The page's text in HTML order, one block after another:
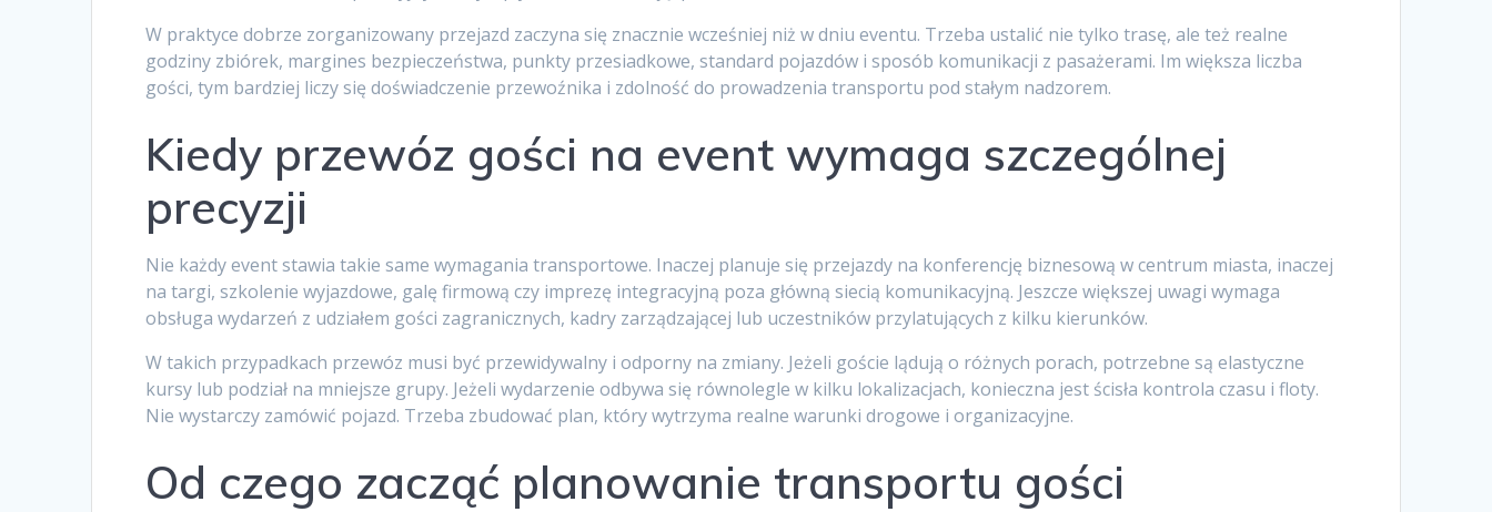
W praktyce dobrze zorganizowany przejazd zaczyna się znacznie wcześniej niż w dniu eventu. Trzeba ustalić nie tylko trasę, ale też realne
godziny zbiórek, margines bezpieczeństwa, punkty przesiadkowe, standard pojazdów i sposób komunikacji z pasażerami. Im większa liczba
gości, tym bardziej liczy się doświadczenie przewoźnika i zdolność do prowadzenia transportu pod stałym nadzorem.
Kiedy przewóz gości na event wymaga szczególnej
precyzji
Nie każdy event stawia takie same wymagania transportowe. Inaczej planuje się przejazdy na konferencję biznesową w centrum miasta, inaczej
na targi, szkolenie wyjazdowe, galę firmową czy imprezę integracyjną poza główną siecią komunikacyjną. Jeszcze większej uwagi wymaga
obsługa wydarzeń z udziałem gości zagranicznych, kadry zarządzającej lub uczestników przylatujących z kilku kierunków.
W takich przypadkach przewóz musi być przewidywalny i odporny na zmiany. Jeżeli goście lądują o różnych porach, potrzebne są elastyczne
kursy lub podział na mniejsze grupy. Jeżeli wydarzenie odbywa się równolegle w kilku lokalizacjach, konieczna jest ścisła kontrola czasu i floty.
Nie wystarczy zamówić pojazd. Trzeba zbudować plan, który wytrzyma realne warunki drogowe i organizacyjne.
Od czego zacząć planowanie transportu gości